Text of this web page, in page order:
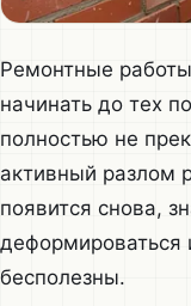
Ремонтные
начинать до тех
полностью не
активный разлом
появится снова,
деформироваться
бесполезны.